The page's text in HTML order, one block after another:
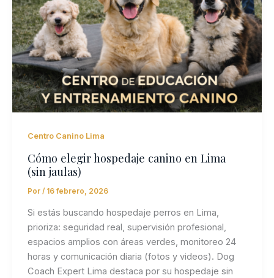
Centro Canino Lima
Cómo elegir hospedaje canino en Lima
(sin jaulas)
Por / 16 febrero, 2026
Si estás buscando hospedaje perros en Lima,
prioriza: seguridad real, supervisión profesional,
espacios amplios con áreas verdes, monitoreo 24
horas y comunicación diaria (fotos y videos). Dog
Coach Expert Lima destaca por su hospedaje sin